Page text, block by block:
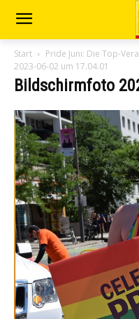
Start Pride Juni: Die Top-
2023-06-02 um 17.04.01
Bildschirm­foto